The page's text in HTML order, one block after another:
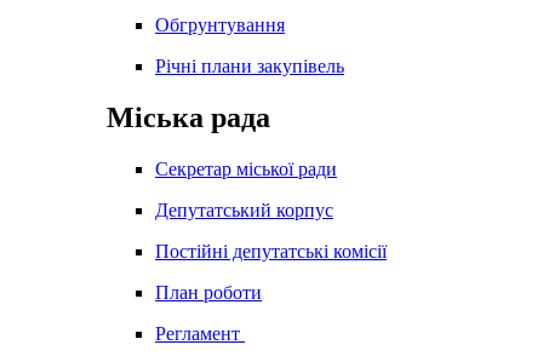
Обгрунтування
Річні плани закупівель
Міська рада
Секретар міської ради
Депутатський корпус
Постійні депутатські комісії
План роботи
Регламент